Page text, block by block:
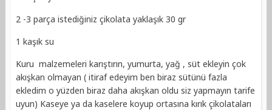
2 -3 parça istediğiniz çikolata yaklaşık 30 gr
1 kaşık su
Kuru malzemeleri karıştırın, yumurta, yağ , süt ekleyin çok
akışkan olmayan ( itiraf edeyim ben biraz sütünü fazla
ekledim o yüzden biraz daha akışkan oldu siz yapmayın tarife
uyun) Kaseye ya da kaselere koyup ortasına kırık çikolataları